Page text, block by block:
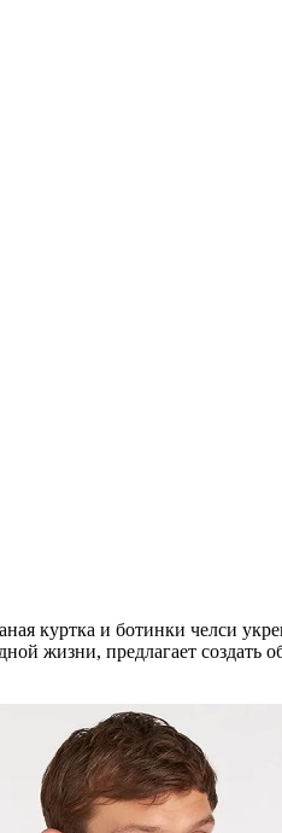
куртка и ботинки челси
жизни, предлагает создать